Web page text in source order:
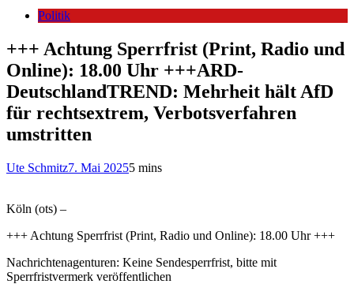
Politik
+++ Achtung Sperrfrist (Print, Radio und
Online): 18.00 Uhr +++ARD-
DeutschlandTREND: Mehrheit hält AfD
für rechtsextrem, Verbotsverfahren
umstritten
Ute Schmitz7. Mai 20255 mins
Köln (ots) –
+++ Achtung Sperrfrist (Print, Radio und Online): 18.00 Uhr +++
Nachrichtenagenturen: Keine Sendesperrfrist, bitte mit
Sperrfristvermerk veröffentlichen